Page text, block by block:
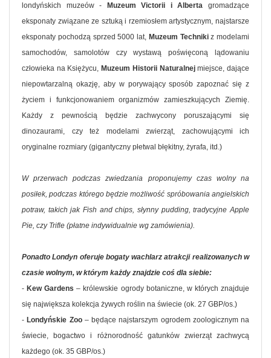
londyńskich muzeów - Muzeum Victorii i Alberta gromadzące
eksponaty związane ze sztuką i rzemiosłem artystycznym, najstarsze
eksponaty pochodzą sprzed 5000 lat, Muzeum Technikiz modelami
samochodów, samolotów czy wystawą poświęconą lądowaniu
człowieka na Księżycu, Muzeum Historii Naturalnejmiejsce, dające
niepowtarzalną okazję, aby w porywający sposób zapoznać się z
życiem i funkcjonowaniem organizmów zamieszkujących Ziemię.
Każdy z pewnością będzie zachwycony poruszającymi się
dinozaurami, czy też modelami zwierząt, zachowującymi ich
oryginalne rozmiary (gigantyczny płetwal błękitny, żyrafa, itd.)
W przerwach podczas zwiedzania proponujemy czas wolny na
posiłek, podczas którego będzie możliwość spróbowania angielskich
potraw, takich jak Fish and chips, słynny pudding, tradycyjne Apple
Pie, czy Trifle (płatne indywidualnie wg zamówienia).
Ponadto Londyn oferuje bogaty wachlarz atrakcji realizowanych w
czasie wolnym, w którym każdy znajdzie coś dla siebie:
- Kew Gardens– królewskie ogrody botaniczne, w których znajduje
się największa kolekcja żywych roślin na świecie (ok. 27 GBP/os.)
- Londyńskie Zoo– będące najstarszym ogrodem zoologicznym na
świecie, bogactwo i różnorodność gatunków zwierząt zachwycą
każdego (ok. 35 GBP/os.)